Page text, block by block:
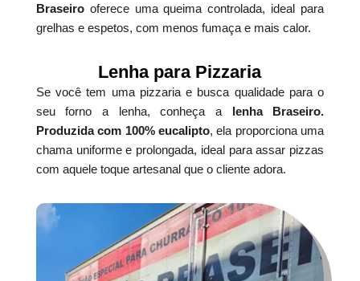
Braseirooferece uma queima controlada, ideal para
grelhas e espetos, com menos fumaça e mais calor.
Lenha para Pizzaria
Se você tem uma pizzaria e busca qualidade para o
seu forno a lenha, conheça a lenha Braseiro.
Produzida com 100% eucalipto, ela proporciona uma
chama uniforme e prolongada, ideal para assar pizzas
com aquele toque artesanal que o cliente adora.